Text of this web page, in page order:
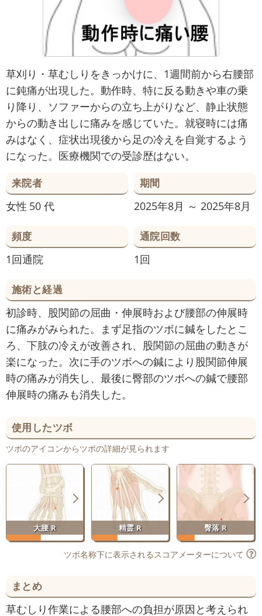
草刈り・草むしりをきっかけに、1週間前から右腰部
に鈍痛が出現した。動作時、特に反る動きや車の乗
り降り、ソファーからの立ち上がりなど、静止状態
からの動き出しに痛みを感じていた。就寝時には痛
みはなく、症状出現後から足の冷えを自覚するよう
になった。医療機関での受診歴はない。
来院者
女性 50 代
期間
2025年8月 ～ 2025年8月
頻度
1回通院
通院回数
1回
施術と経過
初診時、股関節の屈曲・伸展時および腰部の伸展時
に痛みがみられた。まず足指のツボに鍼をしたとこ
ろ、下肢の冷えが改善され、股関節の屈曲の動きが
楽になった。次に手のツボへの鍼により股関節伸展
時の痛みが消失し、最後に臀部のツボへの鍼で腰部
伸展時の痛みも消失した。
使用したツボ
ツボのアイコンからツボの詳細が見られます
大腰 R 精霊 R 臀落 R
ツボ名称下に表示されるスコアメーターについて
まとめ
草むしり作業による腰部への負担が原因と考えられ